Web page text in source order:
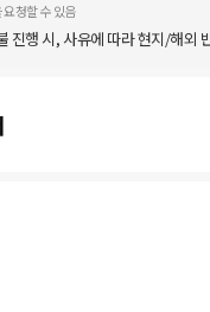
청할 수 있음
진행 시, 사유에 따라 현지/해외